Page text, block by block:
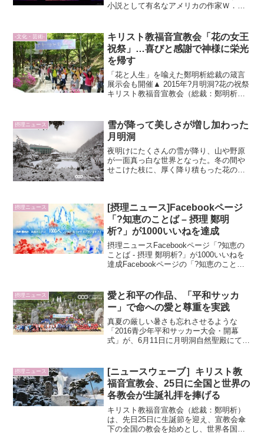
小説として有名なアメリカの作家Ｗ．
ない。むしろ、「同盟軍すら憎め」と教
える...
-文化・芸術-
キリスト教福音宣教会「花の女王
祝祭」…喜びと感謝で神様に栄光
を帰す
「花と人生」を喩えた鄭明析総裁の箴言
展示会も開催▲ 2015年?月明洞?花の祝祭
キリスト教福音宣教会（総裁：鄭明析）
ンナム地域・クムサン）にある自然聖殿
にて開催さ...
摂理ニュース
雪が降って美しさが増し加わった
月明洞
夜明けにたくさんの雪が降り、山や野原
が一面真っ白な世界となった。冬の間や
せこけた枝に、厚く降り積もった花のよ
り一層まぶしく光る雪景と...
摂理ニュース
[摂理ニュース]Facebookページ
「?知恵のことば – 摂理 鄭明
析?」が1000いいねを達成
摂理ニュースFacebookページ「?知恵の
ことば - 摂理 鄭明析?」が1000いいねを
達成Facebookページの「?知恵のことば -
摂理 鄭明...
摂理ニュース
愛と和平の作品、「平和サッカ
ー」で命への愛と尊重を実践
真夏の厳しい暑さも忘れさせるような
「2016青少年平和サッカー大会・開幕
式」が、6月11日に月明洞自然聖殿にて開
式の御言葉を伝えているチョン・ポンソ
ク牧師開幕式で御言...
摂理ニュース
[ニュースウェーブ］キリスト教
福音宣教会、25日に全国と世界の
各教会が生誕礼拝を捧げる
キリスト教福音宣教会（総裁：鄭明析）
は、先日25日に生誕節を迎え、宣教会傘
下の全国の教会を始めとし、世界各国の